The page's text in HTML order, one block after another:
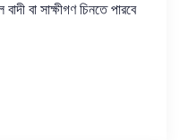
বা সাক্ষীগণ চিনতে পারবে